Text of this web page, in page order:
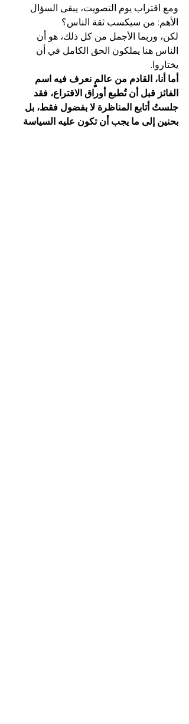
ومع اقتراب يوم التصويت، يبقى السؤال
الأهم: من سيكسب ثقة الناس؟
لكن، وربما الأجمل من كل ذلك، هو أن
الناس هنا يملكون الحق الكامل في أن
يختاروا.
أما أنا، القادم من عالمٍ نعرف فيه اسم
الفائز قبل أن تُطبع أوراق الاقتراع، فقد
جلستُ أتابع المناظرة لا بفضول فقط، بل
بحنين إلى ما يجب أن تكون عليه السياسة